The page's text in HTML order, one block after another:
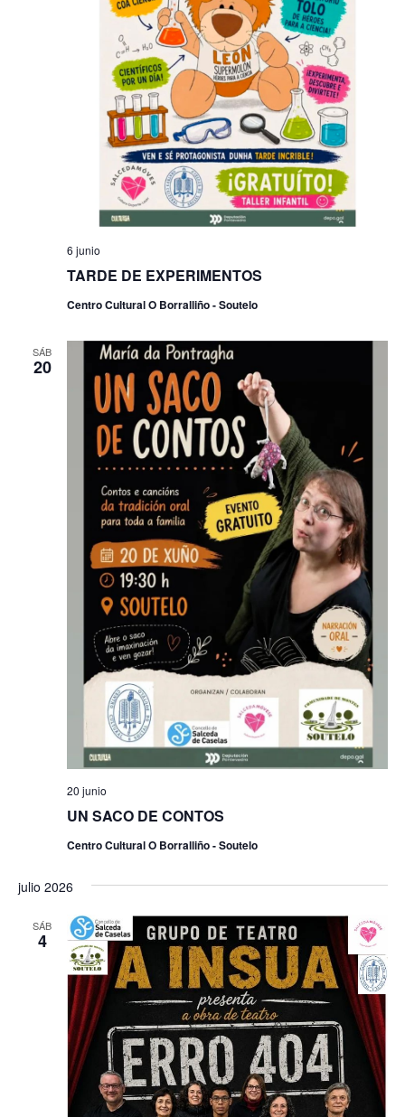
TARDE DE EXPERIMENTOS
6 junio
Centro Cultural O Borralliño - Soutelo
SÁB
20
UN SACO DE CONTOS
20 junio
Centro Cultural O Borralliño - Soutelo
julio 2026
SÁB
4